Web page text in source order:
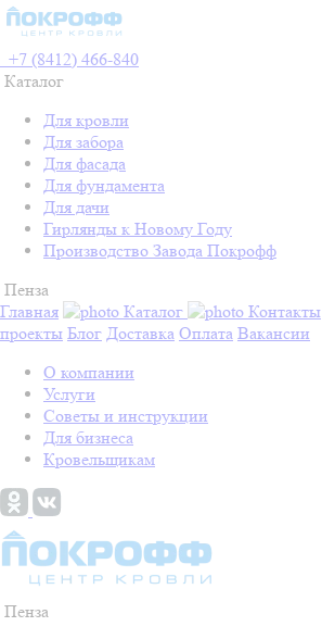
+7 (8412) 466-840
Каталог
Для кровли
Для забора
Для фасада
Для фундамента
Для дачи
Гирлянды к Новому Году
Производство Завода Покрофф
Пенза
Главная
Каталог Контакты
проекты Блог Доставка Оплата Вакансии
О компании
Услуги
Советы и инструкции
Для бизнеса
Кровельщикам
Пенза